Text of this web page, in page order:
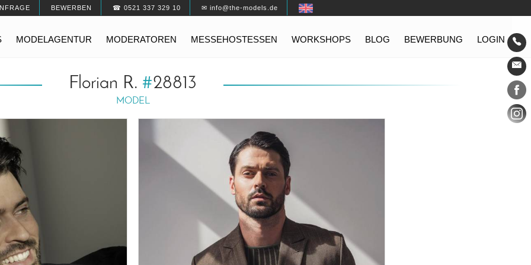
BEWERBEN ☎ 0521 337 329 10 ✉ info@the-models.de
MODELAGENTUR MODERATOREN MESSEHOSTESSEN WORKSHOPS BLOG BEWERBUNG LOGIN
Florian R. #28813
MODEL